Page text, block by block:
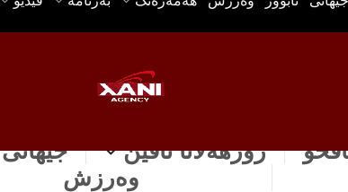
رۆژهه‌لاتا ناڤین جیهانی
وه‌رزش